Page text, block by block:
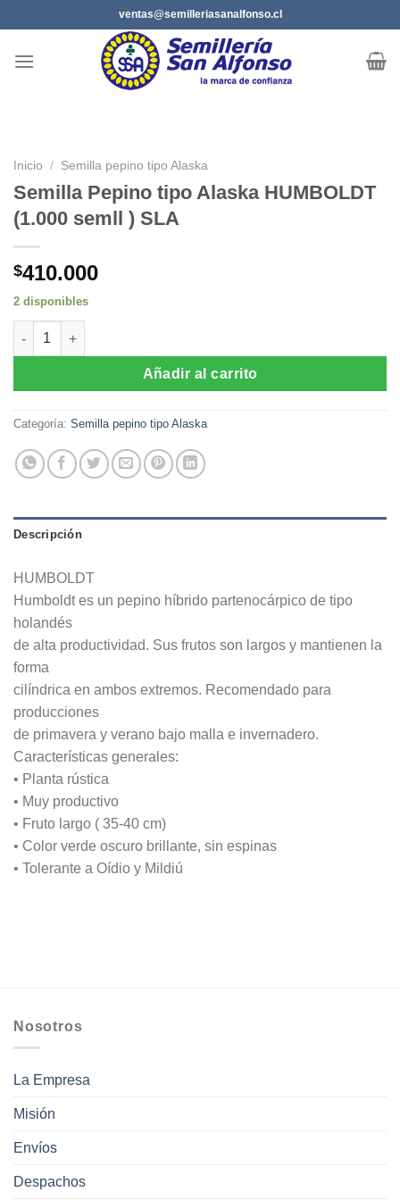
al
contenido
ventas@semilleriasanalfonso.cl
Inicio / Semilla pepino tipo Alaska
Semilla Pepino tipo Alaska HUMBOLDT
(1.000 semll ) SLA
$410.000
2 disponibles
Semilla Pepino tipo Alaska HUMBOLDT (1.000 semll ) SLA
Añadir al carrito
Categoría: Semilla pepino tipo Alaska
Descripción
HUMBOLDT
Humboldt es un pepino híbrido partenocárpico de tipo
holandés
de alta productividad. Sus frutos son largos y mantienen la
forma
cilíndrica en ambos extremos. Recomendado para
producciones
de primavera y verano bajo malla e invernadero.
Características generales:
• Planta rústica
• Muy productivo
• Fruto largo ( 35-40 cm)
• Color verde oscuro brillante, sin espinas
• Tolerante a Oídio y Mildiú
Nosotros
La Empresa
Misión
Envíos
Despachos